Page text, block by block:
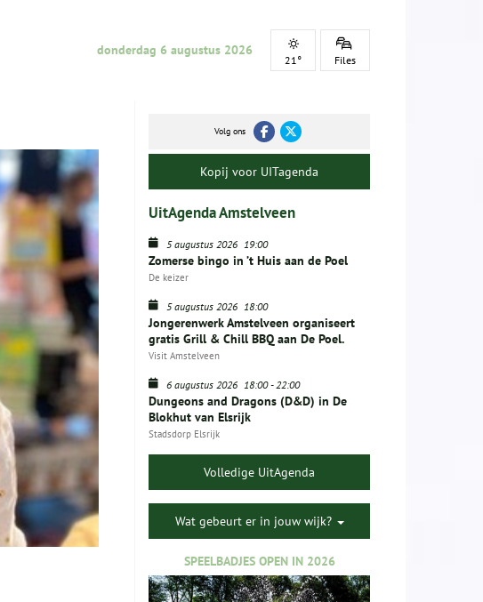
donderdag 6 augustus 2026
21° Files
Volg ons
Kopij voor UITagenda
UitAgenda Amstelveen
5 augustus 2026 19:00
Zomerse bingo in ’t Huis aan de Poel
De keizer
5 augustus 2026 18:00
Jongerenwerk Amstelveen organiseert
gratis Grill & Chill BBQ aan De Poel.
Visit Amstelveen
6 augustus 2026 18:00-22:00
Dungeons and Dragons (D&D) in De
Blokhut van Elsrijk
Stadsdorp Elsrijk
Volledige UitAgenda
Wat gebeurt er in jouw wijk?
SPEELBADJES OPEN IN 2026